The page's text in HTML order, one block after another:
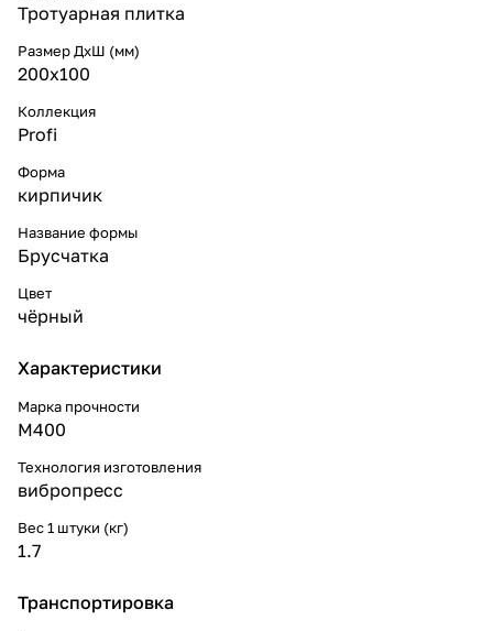
Тротуарная плитка
Размер ДхШ (мм)
200х100
Коллекция
Profi
Форма
кирпичик
Название формы
Брусчатка
Цвет
чёрный
Характеристики
Марка прочности
М400
Технология изготовления
вибропресс
Вес 1 штуки (кг)
1.7
Транспортировка